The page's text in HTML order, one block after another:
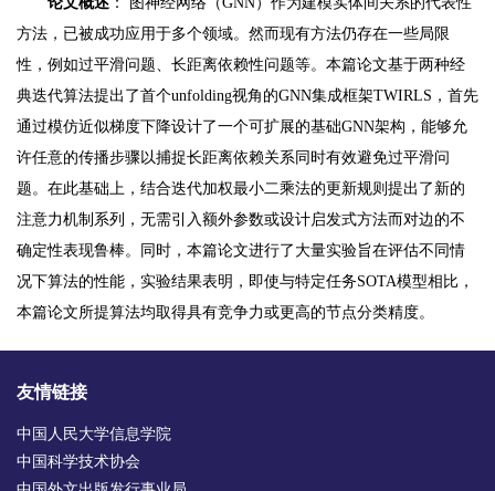
方法，已被成功应用于多个领域。然而现有方法仍存在一些局限
性，例如过平滑问题、长距离依赖性问题等。本篇论文基于两种经
典迭代算法提出了首个unfolding视角的GNN集成框架TWIRLS，首先
通过模仿近似梯度下降设计了一个可扩展的基础GNN架构，能够允
许任意的传播步骤以捕捉长距离依赖关系同时有效避免过平滑问
题。在此基础上，结合迭代加权最小二乘法的更新规则提出了新的
注意力机制系列，无需引入额外参数或设计启发式方法而对边的不
确定性表现鲁棒。同时，本篇论文进行了大量实验旨在评估不同情
况下算法的性能，实验结果表明，即使与特定任务SOTA模型相比，
本篇论文所提算法均取得具有竞争力或更高的节点分类精度。
友情链接
中国人民大学信息学院
中国科学技术协会